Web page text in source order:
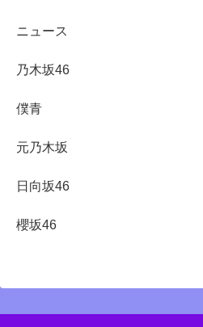
ニュース
乃木坂46
僕青
元乃木坂
日向坂46
櫻坂46